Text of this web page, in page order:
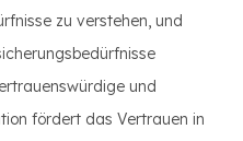
zu verstehen, und
und
fördert das Vertrauen in